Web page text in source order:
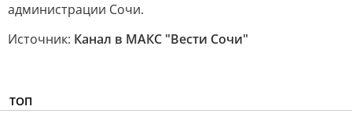
администрации Сочи.
Источник: Канал в МАКС "Вести Сочи"
ТОП